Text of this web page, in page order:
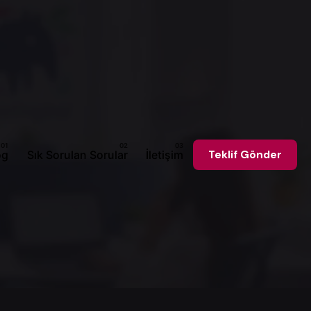
Sık Sorulan Sorular İletişim Teklif Gönder